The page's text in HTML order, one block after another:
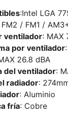
:Intel LGA
/ FM1 /
ventilador: MAX
por ventilador
26.8 dBA
del ventilador:
radiador:
: Aluminio
fría: Cobre